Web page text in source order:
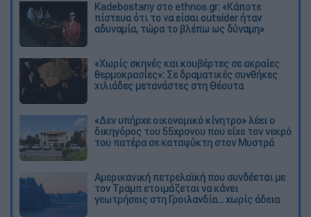
Kadebostany στο ethnos.gr: «Κάποτε
πίστευα ότι το να είσαι outsider ήταν
αδυναμία, τώρα το βλέπω ως δύναμη»
«Χωρίς σκηνές και κουβέρτες σε ακραίες
θερμοκρασίες»: Σε δραματικές συνθήκες
χιλιάδες μετανάστες στη Θέουτα
«Δεν υπήρχε οικονομικό κίνητρο» λέει ο
δικηγόρος του 55χρονου που είχε τον νεκρό
του πατέρα σε καταψύκτη στον Μυστρά
Αμερικανική πετρελαϊκή που συνδέεται με
τον Τραμπ ετοιμάζεται να κάνει
γεωτρήσεις στη Γροιλανδία... χωρίς άδεια